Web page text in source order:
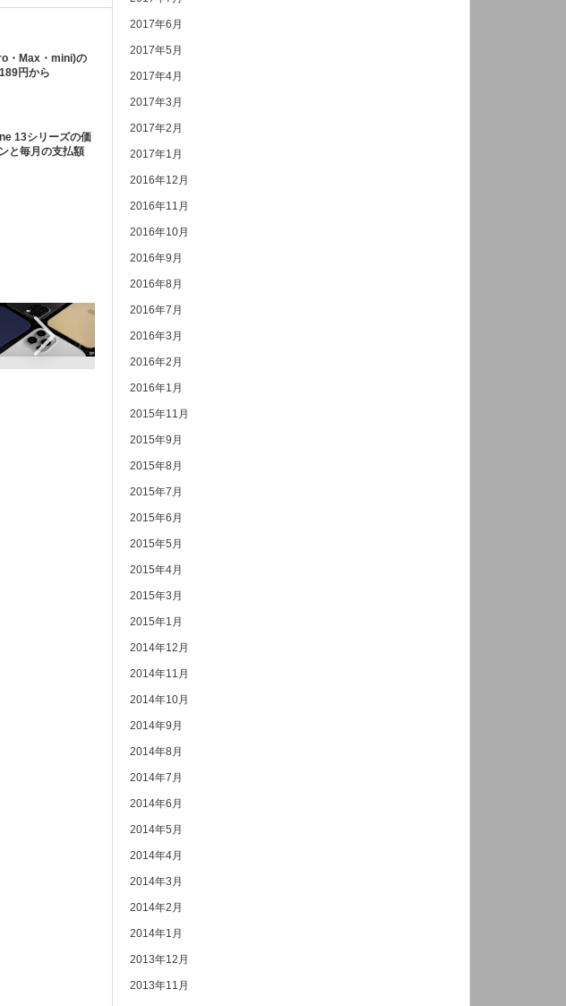
・Max・mini)の
円から
13シリーズの価
と毎月の支払額
2017年6月
2017年5月
2017年4月
2017年3月
2017年2月
2017年1月
2016年12月
2016年11月
2016年10月
2016年9月
2016年8月
2016年7月
2016年3月
2016年2月
2016年1月
2015年11月
2015年9月
2015年8月
2015年7月
2015年6月
2015年5月
2015年4月
2015年3月
2015年1月
2014年12月
2014年11月
2014年10月
2014年9月
2014年8月
2014年7月
2014年6月
2014年5月
2014年4月
2014年3月
2014年2月
2014年1月
2013年12月
2013年11月